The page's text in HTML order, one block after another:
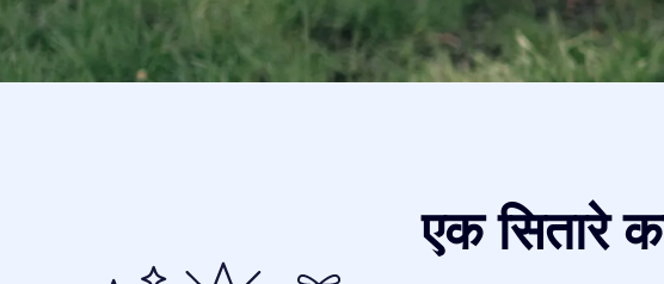
एक सितारे